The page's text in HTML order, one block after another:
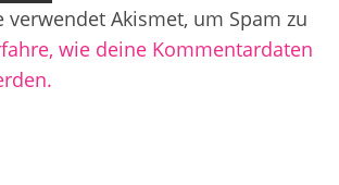
verwendet Akismet, um Spam zu
wie deine Kommentardaten